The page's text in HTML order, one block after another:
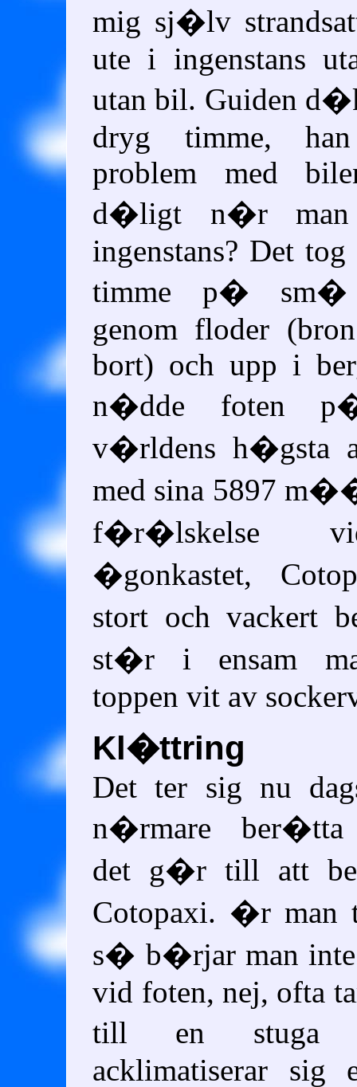
mig sj�lv
ute i ingenstans
utan bil. Guiden
dryg timme,
problem med
d�ligt n�r
ingenstans? Det
timme p� sm�
genom floder
bort) och upp i
n�dde foten
v�rldens h�gsta
med sina 5897
f�r�lskelse
�gonkastet,
stort och vackert
st�r i ensam
toppen vit av
Kl�ttring
Det ter sig nu
n�rmare
det g�r till att
Cotopaxi. �r man
s� b�rjar man
vid foten, nej, ofta
till en stuga
acklimatiserar sig